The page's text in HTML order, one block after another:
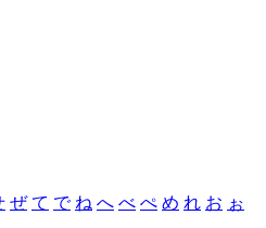
ぜ て で ね へ べ ぺ め れ お ぉ